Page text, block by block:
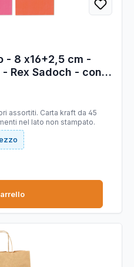
8 x16+2,5 cm -
Rex Sadoch - conf.
assortiti. Carta kraft da 45
nel lato non stampato.